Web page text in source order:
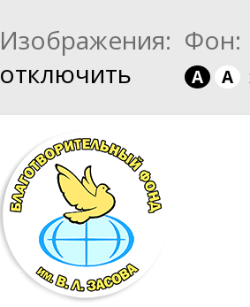
Изображения:
отключить
Фон:
A A